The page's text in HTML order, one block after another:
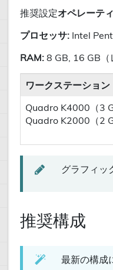
推奨設定オペレーテ
プロセッサ: Intel
RAM: 8 GB, 16 GB（
ワークステーション
Quadro K4000（3
Quadro K2000（2
グラフィッ
推奨構成
最新の構成